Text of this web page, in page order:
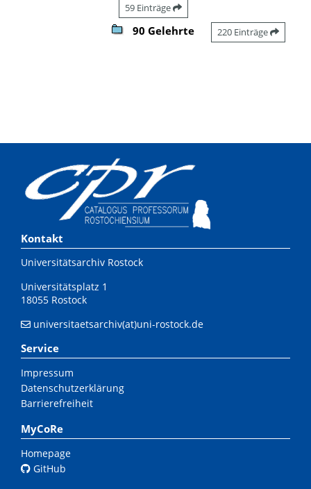
59 Einträge
90 Gelehrte 220 Einträge
Kontakt
Universitätsarchiv Rostock
Universitätsplatz 1
18055 Rostock
universitaetsarchiv(at)uni-rostock.de
Service
Impressum
Datenschutzerklärung
Barrierefreiheit
MyCoRe
Homepage
GitHub